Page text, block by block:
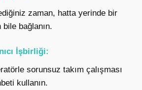
zaman, hatta yerinde bir
bağlanın.
İşbirliği:
sorunsuz takım çalışması
kullanın.